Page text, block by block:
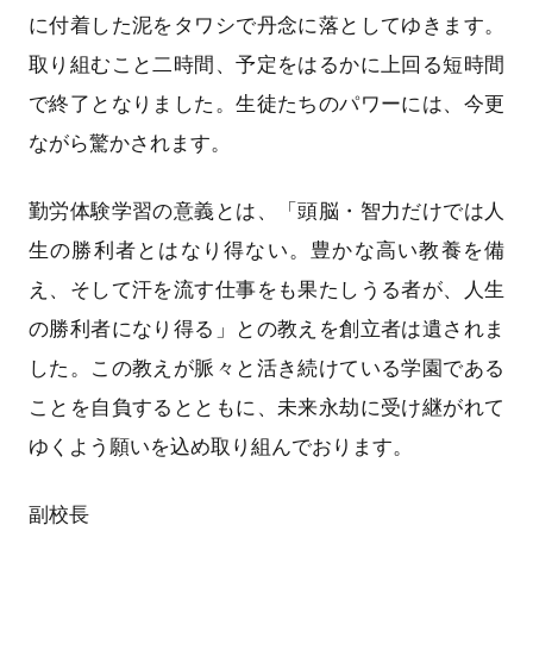
に付着した泥をタワシで丹念に落としてゆきます。
取り組むこと二時間、予定をはるかに上回る短時間
で終了となりました。生徒たちのパワーには、今更
ながら驚かされます。
勤労体験学習の意義とは、「頭脳・智力だけでは人
生の勝利者とはなり得ない。豊かな高い教養を備
え、そして汗を流す仕事をも果たしうる者が、人生
の勝利者になり得る」との教えを創立者は遺されま
した。この教えが脈々と活き続けている学園である
ことを自負するとともに、未来永劫に受け継がれて
ゆくよう願いを込め取り組んでおります。
副校長